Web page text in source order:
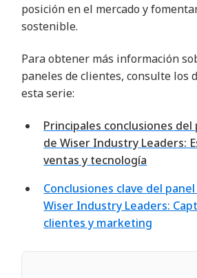
posición en el mercado y
sostenible.
Para obtener más información
paneles de clientes, consulte los
esta serie:
Principales conclusiones del
de Wiser Industry Leaders:
ventas y tecnología
Conclusiones clave del
Wiser Industry Leaders:
clientes y marketing